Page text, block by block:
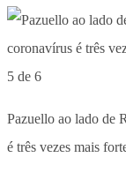
5 de 6
Pazuello ao lado de
é três vezes mais